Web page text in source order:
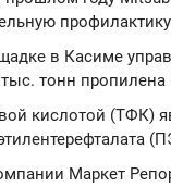
в Касиме
тонн пропилена
кислотой (ТФК)
Маркет